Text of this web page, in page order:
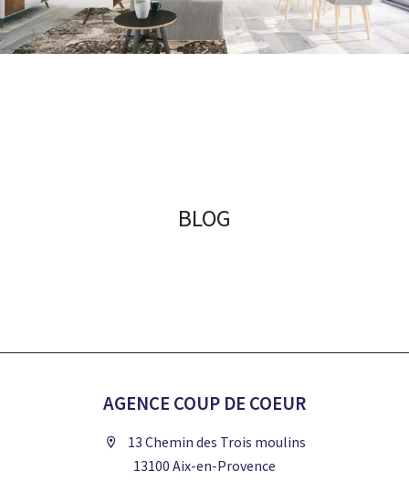
BLOG
AGENCE COUP DE COEUR
13 Chemin des Trois moulins
13100 Aix-en-Provence